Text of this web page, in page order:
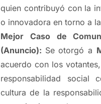
quien contribuyó con la
o innovadora en torno a
Mejor Caso de
(Anuncio): Se otorgó a
acuerdo con los
responsabilidad social
cultura de la